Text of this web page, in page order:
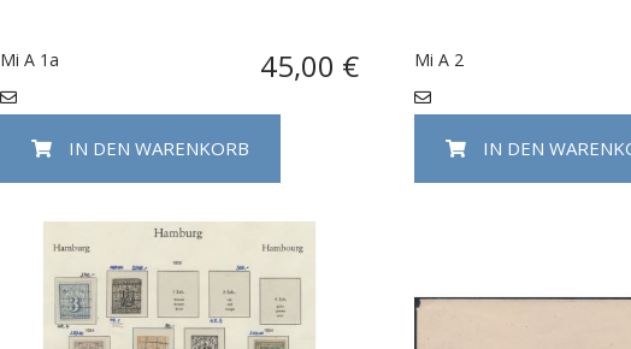
Mi A 1a 45,00 €
IN DEN WARENKORB
Mi A 2
IN DEN